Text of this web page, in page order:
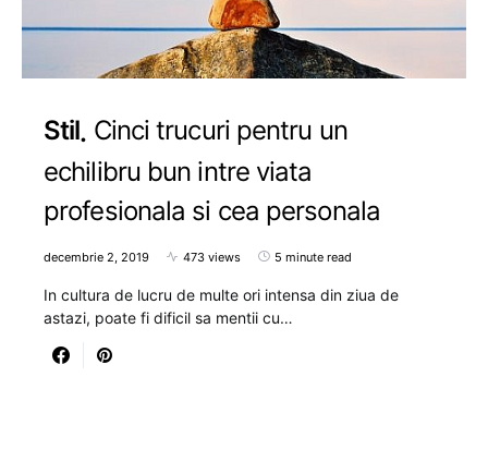
Stil Cinci trucuri pentru un
echilibru bun intre viata
profesionala si cea personala
decembrie 2, 2019 473 views 5 minute read
In cultura de lucru de multe ori intensa din ziua de
astazi, poate fi dificil sa mentii cu…